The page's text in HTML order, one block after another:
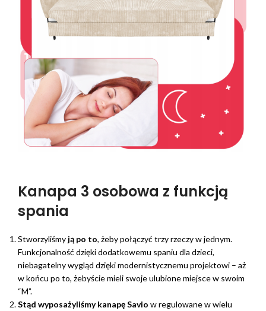
Kanapa 3 osobowa z funkcją
spania
Stworzyliśmy ją po to, żeby połączyć trzy rzeczy w jednym.
Funkcjonalność dzięki dodatkowemu spaniu dla dzieci,
niebagatelny wygląd dzięki modernistycznemu projektowi – aż
w końcu po to, żebyście mieli swoje ulubione miejsce w swoim
“M”.
Stąd wyposażyliśmy kanapę Savio w regulowane w wielu